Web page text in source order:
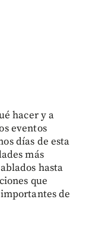
hacer y a
eventos
días de esta
más
hasta
que
de